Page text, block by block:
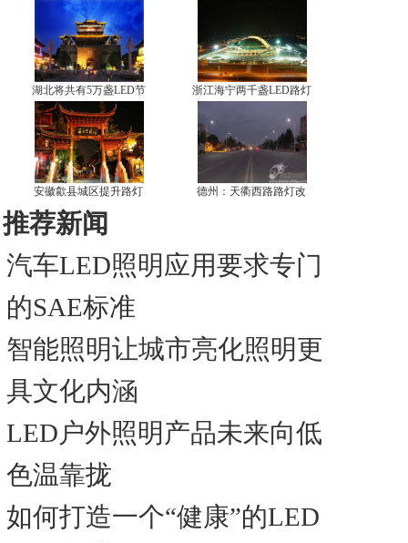
湖北将共有5万盏LED节 浙江海宁两千盏LED路灯
安徽歙县城区提升路灯 德州：天衢西路路灯改
推荐新闻
汽车LED照明应用要求专门
的SAE标准
智能照明让城市亮化照明更
具文化内涵
LED户外照明产品未来向低
色温靠拢
如何打造一个“健康”的LED